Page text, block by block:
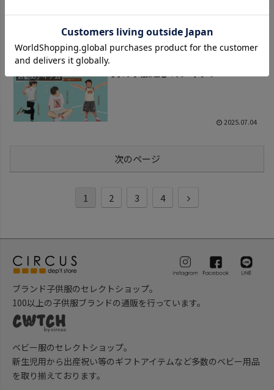
2025.09.01
お勧めアイテム
2025.07.04
次のページ
1 2 3 4
ブランド子供服のセレクトショップ。
100以上の子供服ブランドの通販を行っています。
ベビー服のセレクトショップ。
新生児用から出産祝い等のギフトアイテムなど多数のベビー用品
を取り揃えております。